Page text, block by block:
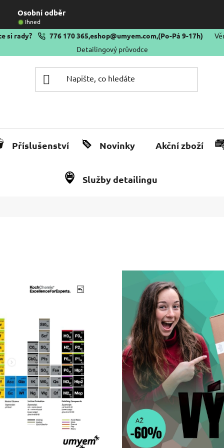
Osobní odběr
Ihned
si rady? 776 170 365,eshop@umyem.com,(Po-Pá 9-17h)
Detailingový průvodce
Příslušenství Novinky Akční zboží
Služby detailingu